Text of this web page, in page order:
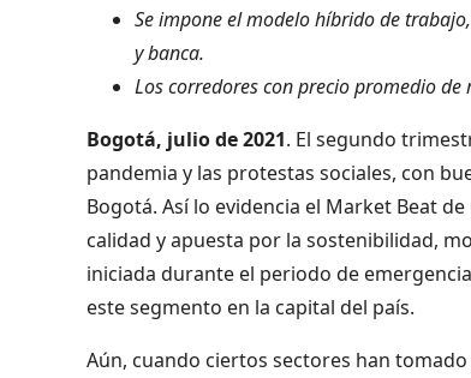
Se impone el modelo híbrido de
y banca.
Los corredores con precio promedio
Bogotá, julio de 2021. El segundo
pandemia y las protestas sociales, con
Bogotá. Así lo evidencia el Market Beat
calidad y apuesta por la sostenibilidad,
iniciada durante el periodo de
este segmento en la capital del país.
Aún, cuando ciertos sectores han